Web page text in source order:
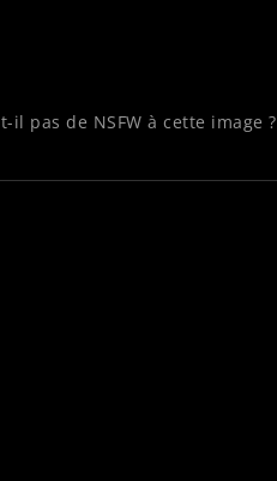
pas de NSFW à cette image ?